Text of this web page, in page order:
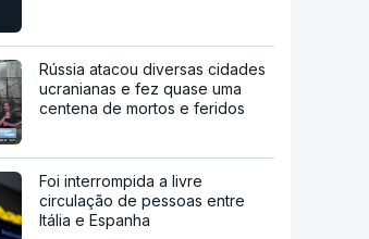
Rússia atacou diversas cidades
ucranianas e fez quase uma
centena de mortos e feridos
Foi interrompida a livre
circulação de pessoas entre
Itália e Espanha